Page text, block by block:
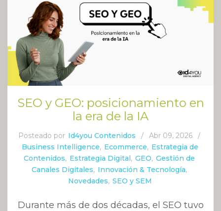
SEO y GEO: posicionamiento en
la era de la IA
Posteado por Id4you Contenidos / Abr 09, 2026
/
Business Intelligence, Ecommerce, Estrategia de
Contenidos, Estrategia Digital, GEO, Gestión de
Canales Digitales, Innovación & Tecnología,
Novedades, SEO y SEM
Durante más de dos décadas, el SEO tuvo